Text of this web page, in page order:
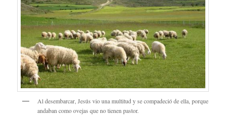
Al desembarcar, Jesús vio una multitud y se compadeció de ella, porque
andaban como ovejas que no tienen pastor.